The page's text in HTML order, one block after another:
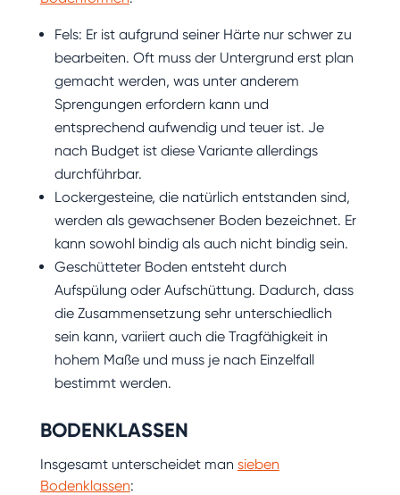
Fels: Er ist aufgrund seiner Härte nur schwer zu
bearbeiten. Oft muss der Untergrund erst plan
gemacht werden, was unter anderem
Sprengungen erfordern kann und
entsprechend aufwendig und teuer ist. Je
nach Budget ist diese Variante allerdings
durchführbar.
Lockergesteine, die natürlich entstanden sind,
werden als gewachsener Boden bezeichnet. Er
kann sowohl bindig als auch nicht bindig sein.
Geschütteter Boden entsteht durch
Aufspülung oder Aufschüttung. Dadurch, dass
die Zusammensetzung sehr unterschiedlich
sein kann, variiert auch die Tragfähigkeit in
hohem Maße und muss je nach Einzelfall
bestimmt werden.
BODENKLASSEN
Insgesamt unterscheidet man sieben
Bodenklassen: